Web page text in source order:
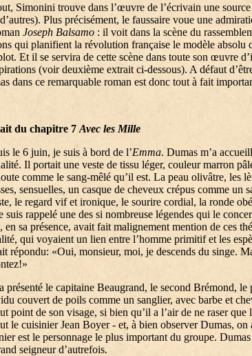
Simonini trouve dans l’œuvre de l’écrivain une
Plus précisément, le faussaire voue une
Joseph Balsamo : il voit dans la scène du
qui planifient la révolution française le modèle absolu
Et il se servira de cette scène dans toute son œuvre
(voir deuxième extrait ci-dessous). A défaut
dans ce remarquable roman est donc tout à fait
du chapitre 7 Avec les Mille
le 6 juin, je suis à bord de l’Emma. Dumas m’a
Il portait une veste de tissu léger, couleur marron
comme le sang-mêlé qu’il est. La peau olivâtre, les
sensuelles, un casque de cheveux crépus comme un
le regard vif et ironique, le sourire cordial, la ronde
suis rappelé une des si nombreuse légendes qui le
en sa présence, avait fait malignement mention de ces
qui voyaient un lien entre l’homme primitif et les
répondu: «Oui, monsieur, moi, je descends du singe.
présenté le capitaine Beaugrand, le second Brémond, le
couvert de poils comme un sanglier, avec barbe et
point de son visage, si bien qu’il a l’air de ne raser que
le cuisinier Jean Boyer - et, à bien observer Dumas, on
est le personnage le plus important du groupe.
seigneur d’autrefois.